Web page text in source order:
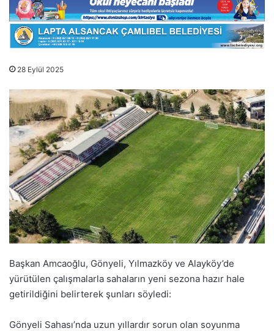
28 Eylül 2025
Başkan Amcaoğlu, Gönyeli, Yılmazköy ve Alayköy’de
yürütülen çalışmalarla sahaların yeni sezona hazır hale
getirildiğini belirterek şunları söyledi:
Gönyeli Sahası’nda uzun yıllardır sorun olan soyunma